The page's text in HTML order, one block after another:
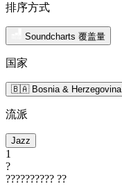
排序方式
Soundcharts 覆盖量
国家
🇧🇦 Bosnia & Herzegovina
流派
Jazz
1
?
?????????? ??